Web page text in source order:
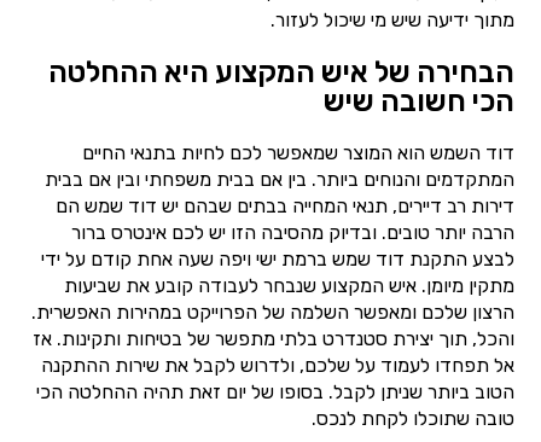
מתוך ידיעה שיש מי שיכול לעזור.
הבחירה של איש המקצוע היא ההחלטה
הכי חשובה שיש
דוד השמש הוא המוצר שמאפשר לכם לחיות בתנאי החיים
המתקדמים והנוחים ביותר. בין אם בבית משפחתי ובין אם בבית
דירות רב דיירים, תנאי המחייה בבתים שבהם יש דוד שמש הם
הרבה יותר טובים. ובדיוק מהסיבה הזו יש לכם אינטרס ברור
לבצע התקנת דוד שמש ברמת ישי ויפה שעה אחת קודם על ידי
מתקין מיומן. איש המקצוע שנבחר לעבודה קובע את שביעות
הרצון שלכם ומאפשר השלמה של הפרוייקט במהירות האפשרית.
והכל, תוך יצירת סטנדרט בלתי מתפשר של בטיחות ותקינות. אז
אל תפחדו לעמוד על שלכם, ולדרוש לקבל את שירות ההתקנה
הטוב ביותר שניתן לקבל. בסופו של יום זאת תהיה ההחלטה הכי
טובה שתוכלו לקחת לנכס.